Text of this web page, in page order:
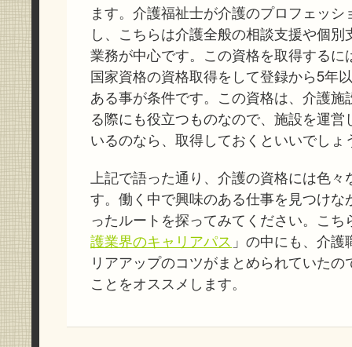
ます。介護福祉士が介護のプロフェッシ
し、こちらは介護全般の相談支援や個別
業務が中心です。この資格を取得するに
国家資格の資格取得をして登録から5年
ある事が条件です。この資格は、介護施
る際にも役立つものなので、施設を運営
いるのなら、取得しておくといいでしょ
上記で語った通り、介護の資格には色
す。働く中で興味のある仕事を見つけな
ったルートを探ってみてください。こち
護業界のキャリアパス 」の中にも、介
リアアップのコツがまとめられていたの
ことをオススメします。